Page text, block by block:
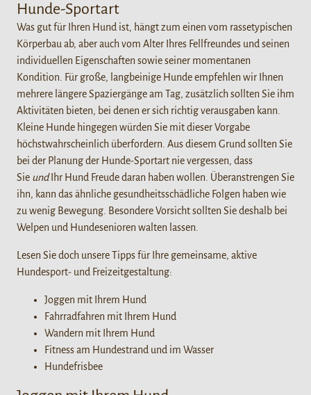
Hunde-Sportart
Was gut für Ihren Hund ist, hängt zum einen vom rassetypischen
Körperbau ab, aber auch vom Alter Ihres Fellfreundes und seinen
individuellen Eigenschaften sowie seiner momentanen
Kondition. Für große, langbeinige Hunde empfehlen wir Ihnen
mehrere längere Spaziergänge am Tag, zusätzlich sollten Sie ihm
Aktivitäten bieten, bei denen er sich richtig verausgaben kann.
Kleine Hunde hingegen würden Sie mit dieser Vorgabe
höchstwahrscheinlich überfordern. Aus diesem Grund sollten Sie
bei der Planung der Hunde-Sportart nie vergessen, dass
Sie undIhr Hund Freude daran haben wollen. Überanstrengen Sie
ihn, kann das ähnliche gesundheitsschädliche Folgen haben wie
zu wenig Bewegung. Besondere Vorsicht sollten Sie deshalb bei
Welpen und Hundesenioren walten lassen.
Lesen Sie doch unsere Tipps für Ihre gemeinsame, aktive
Hundesport- und Freizeitgestaltung:
Joggen mit Ihrem Hund
Fahrradfahren mit Ihrem Hund
Wandern mit Ihrem Hund
Fitness am Hundestrand und im Wasser
Hundefrisbee